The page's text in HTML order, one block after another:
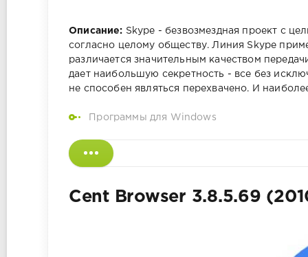
Описание: Skype - безвозмездная проект с
согласно целому обществу. Линия Skype
различается значительным качеством
дает наибольшую секретность - все без
не способен являться перехвачено. И
Программы для Windows
Cent Browser 3.8.5.69